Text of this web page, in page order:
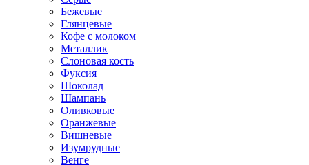
Бежевые
Глянцевые
Кофе с молоком
Металлик
Слоновая кость
Фуксия
Шоколад
Шампань
Оливковые
Оранжевые
Вишневые
Изумрудные
Венге